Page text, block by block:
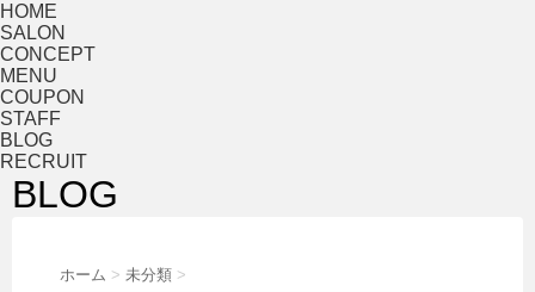
HOME
SALON
CONCEPT
MENU
COUPON
STAFF
BLOG
RECRUIT
BLOG
ホーム > 未分類 >